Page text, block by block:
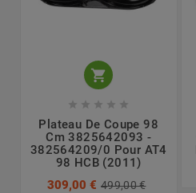

    
Plateau De Coupe 98
Cm 3825642093 -
382564209/0 Pour AT4
98 HCB (2011)
309,00 € 499,00 €